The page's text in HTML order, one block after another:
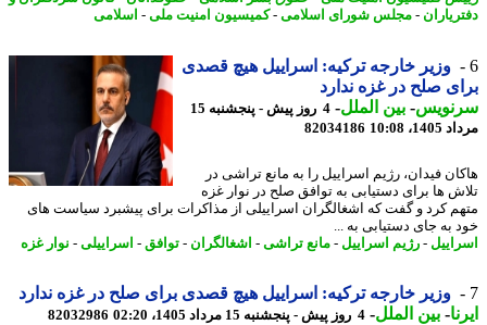
- مجلس شورای اسلامی-کمیسیون امنیت ملی -اسلامی
وزیر خارجه ترکیه: اسراییل هیچ قصدی
صلح در غزه ندارد
-بین الملل-
4 روز پیش - پنجشنبه 15
10:08
82034186
فیدان، رژیم اسراییل را به مانع تراشی در
ها برای دستیابی به توافق صلح در نوار غزه
کرد و گفت که اشغالگران اسراییلی از مذاکرات برای پیشبرد سیاست های
به جای دستیابی به ...
-رژیم اسراییل -مانع تراشی -اشغالگران- توافق-اسراییلی -نوار غزه
وزیر خارجه ترکیه: اسراییل هیچ قصدی برای صلح در غزه ندارد
-بین الملل-4 روز پیش - پنجشنبه 15 مرداد 1405، 02:20 82032986